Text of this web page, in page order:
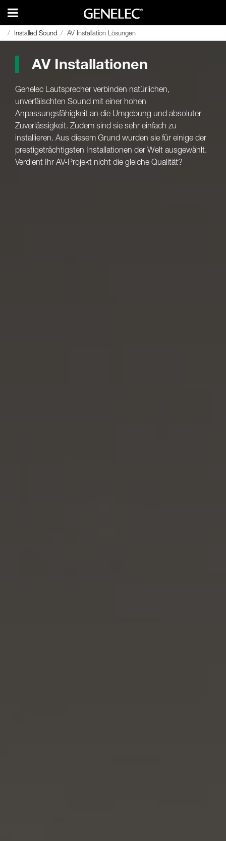
Installed Sound AV Installation Lösungen
Installed Sound AV Installation Lösungen
AV Installationen
Genelec Lautsprecher verbinden natürlichen,
unverfälschten Sound mit einer hohen
Anpassungsfähigkeit an die Umgebung und absoluter
Zuverlässigkeit. Zudem sind sie sehr einfach zu
installieren. Aus diesem Grund wurden sie für einige der
prestigeträchtigsten Installationen der Welt ausgewählt.
Verdient Ihr AV-Projekt nicht die gleiche Qualität?